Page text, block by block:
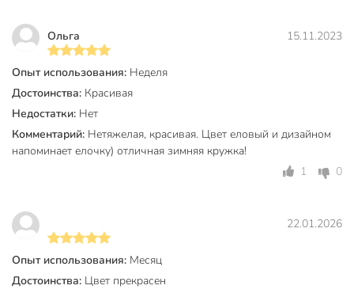
машине
Набор
Цвет
Особенности
подходит для СВЧ
Для кого
брат
дедушка
молодой человек
Ольга 15.11.2023
Опыт использования: Неделя
Достоинства: Красивая
Недостатки: Нет
Комментарий: Нетяжелая, красивая. Цвет еловый и дизайном
напоминает елочку) отличная зимняя кружка!
1
0
22.01.2026
Опыт использования: Месяц
Достоинства: Цвет прекрасен